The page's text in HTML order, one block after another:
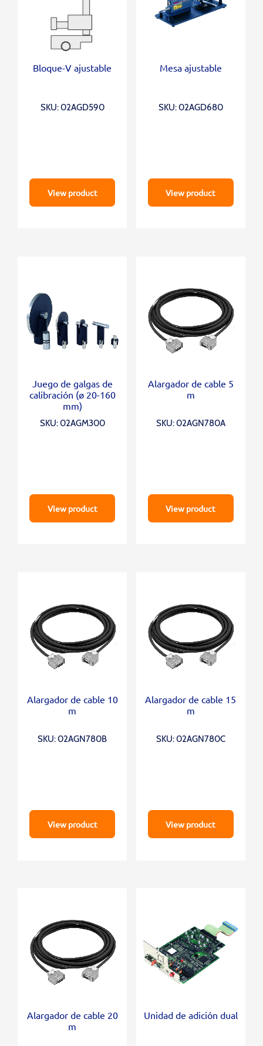
Bloque-V ajustable
SKU: 02AGD590
View product
Mesa ajustable
SKU: 02AGD680
View product
Juego de galgas de
calibración (ø 20-160
mm)
SKU: 02AGM300
View product
Alargador de cable 5
m
SKU: 02AGN780A
View product
Alargador de cable 10
m
SKU: 02AGN780B
View product
Alargador de cable 15
m
SKU: 02AGN780C
View product
Alargador de cable 20
m
Unidad de adición dual